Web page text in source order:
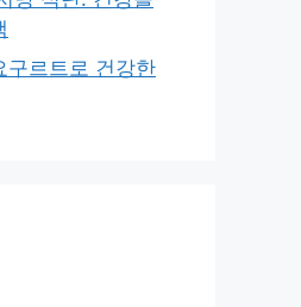
구르트로 건강한